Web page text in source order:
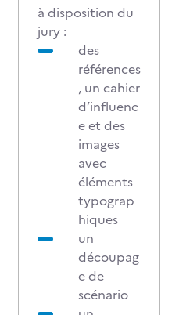
à disposition du
jury :
des
références
, un cahier
d’influenc
e et des
images
avec
éléments
typograp
hiques
un
découpag
e de
scénario